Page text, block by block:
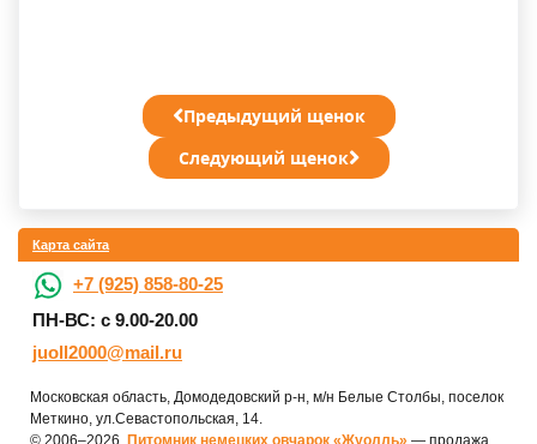
Предыдущий щенок
Следующий щенок
Карта сайта
+7 (925) 858-80-25
ПН-ВС: с 9.00-20.00
juoll2000@mail.ru
Московская область, Домодедовский р-н, м/н Белые Столбы, поселок
Меткино, ул.Севастопольская, 14.
© 2006–2026.
Питомник немецких овчарок «Жуолль» — продажа